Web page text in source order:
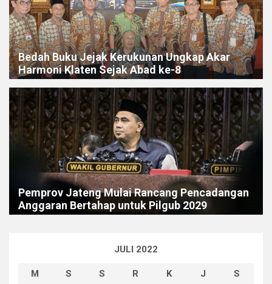
Bedah Buku Jejak Kerukunan Ungkap Akar
Harmoni Klaten Sejak Abad ke-8
Pemprov Jateng Mulai Rancang Pencadangan
Anggaran Bertahap untuk Pilgub 2029
JULI 2022
M S S R K J
S